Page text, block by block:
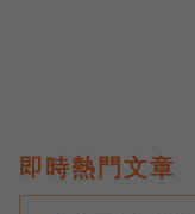
即時熱門文章